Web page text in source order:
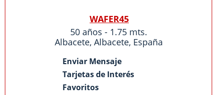
WAFER45
50 años - 1.75 mts.
Albacete, Albacete, España
Enviar Mensaje
Tarjetas de Interés
Favoritos